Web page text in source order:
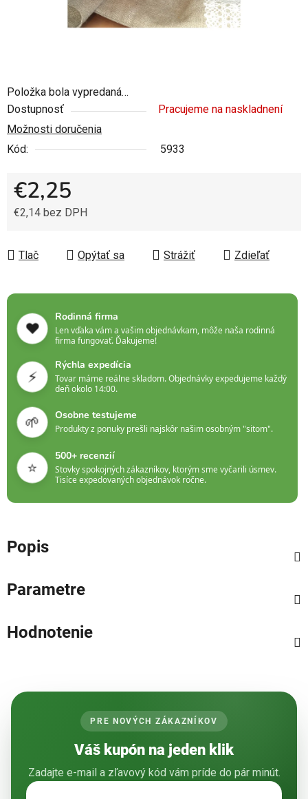
Položka bola vypredaná…
Dostupnosť
Pracujeme na naskladnení
Možnosti doručenia
Kód:
5933
€2,25
€2,14 bez DPH
Tlač
Opýtať sa Strážiť Zdieľať
❤️
Rodinná firma
Len vďaka vám a vašim objednávkam, môže naša rodinná
firma fungovať. Ďakujeme!
⚡
Rýchla expedícia
Tovar máme reálne skladom. Objednávky expedujeme každý
deň okolo 14:00.
🌱 Osobne testujeme
Produkty z ponuky prešli najskôr našim osobným "sitom".
⭐
500+ recenzií
Stovky spokojných zákazníkov, ktorým sme vyčarili úsmev.
Tisíce expedovaných objednávok ročne.
Popis
Parametre
Hodnotenie
PRE NOVÝCH ZÁKAZNÍKOV
Váš kupón na jeden klik
Zadajte e-mail a zľavový kód vám príde do pár minút.